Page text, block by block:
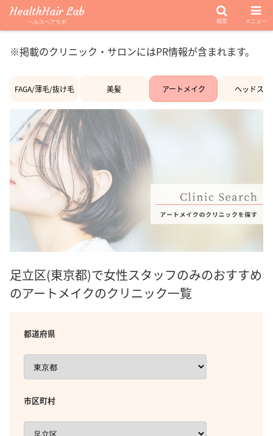
※掲載のクリニック・サロンにはPR情報が含まれます。
FAGA/薄毛/抜け毛 美髪 アートメイク ヘッドスパ
足立区(東京都)で女性スタッフのみのおすすめ
のアートメイクのクリニック一覧
都道府県
市区町村
HealthHair Lab
ヘルスヘアラボ 検索 メニュー